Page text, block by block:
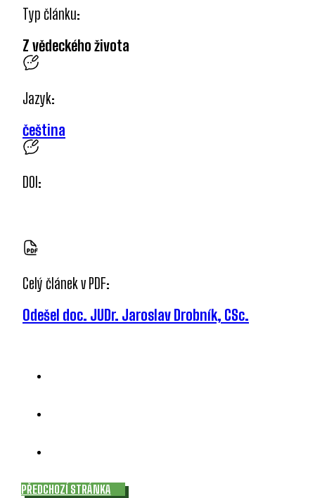
Typ článku:
Z vědeckého života
Jazyk:
čeština
DOI:
Celý článek v PDF:
Odešel doc. JUDr. Jaroslav Drobník, CSc.
PŘEDCHOZÍ STRÁNKA